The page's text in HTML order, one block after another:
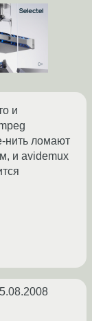
и
нить ломают
и avidemux